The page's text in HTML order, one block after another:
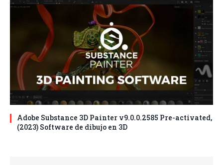
Adobe Substance 3D Painter v9.0.0.2585 Pre-activated,
(2023) Software de dibujo en 3D